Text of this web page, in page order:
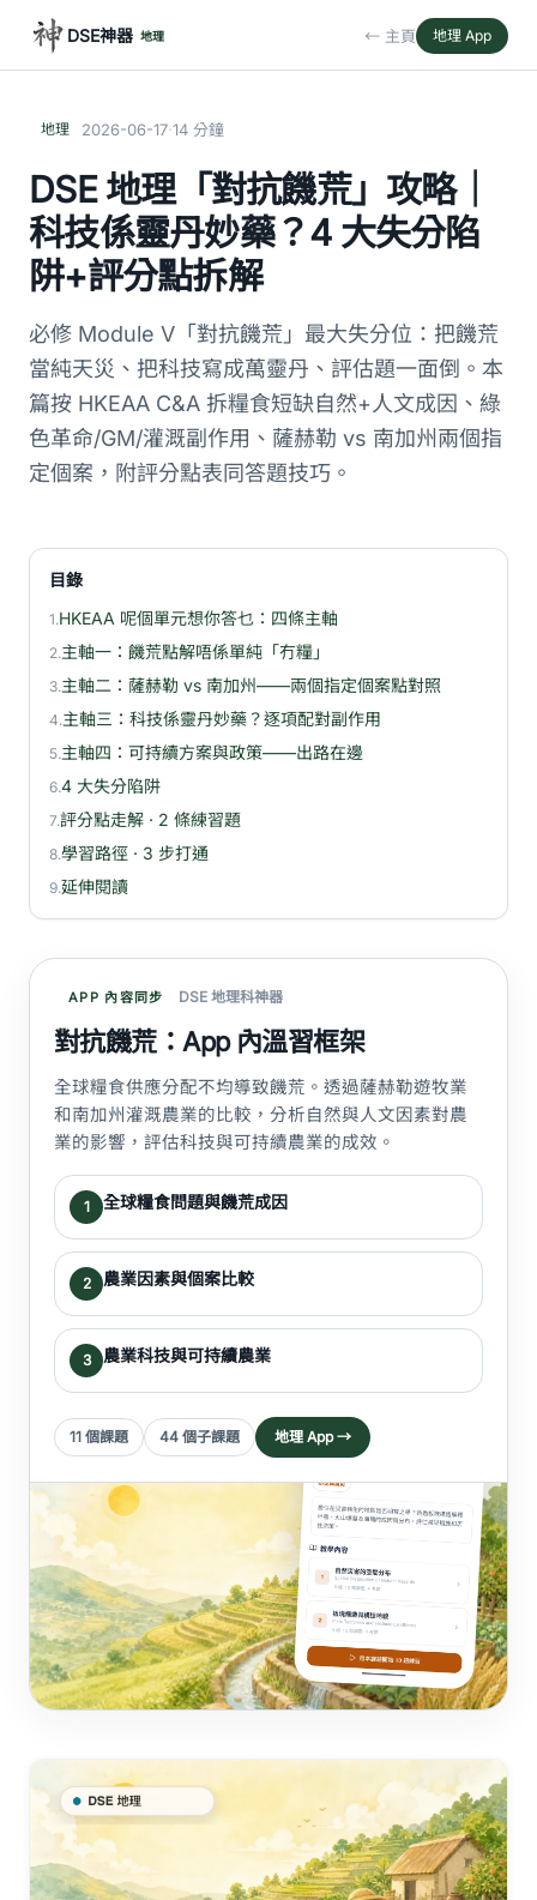
DSE神器 地理 ← 主頁 地理 App
地理 2026-06-17·14 分鐘
DSE 地理「對抗饑荒」攻略｜
科技係靈丹妙藥？4 大失分陷
阱+評分點拆解
必修 Module V「對抗饑荒」最大失分位：把饑荒
當純天災、把科技寫成萬靈丹、評估題一面倒。本
篇按 HKEAA C&A 拆糧食短缺自然+人文成因、綠
色革命/GM/灌溉副作用、薩赫勒 vs 南加州兩個指
定個案，附評分點表同答題技巧。
目錄
1.HKEAA 呢個單元想你答乜：四條主軸
2.主軸一：饑荒點解唔係單純「冇糧」
3.主軸二：薩赫勒 vs 南加州——兩個指定個案點對照
4.主軸三：科技係靈丹妙藥？逐項配對副作用
5.主軸四：可持續方案與政策——出路在邊
6.4 大失分陷阱
7.評分點走解 · 2 條練習題
8.學習路徑 · 3 步打通
9.延伸閱讀
APP 內容同步 DSE 地理科神器
對抗饑荒：App 內溫習框架
全球糧食供應分配不均導致饑荒。透過薩赫勒遊牧業
和南加州灌溉農業的比較，分析自然與人文因素對農
業的影響，評估科技與可持續農業的成效。
1 全球糧食問題與饑荒成因
2 農業因素與個案比較
3 農業科技與可持續農業
11 個課題 44 個子課題 地理 App →